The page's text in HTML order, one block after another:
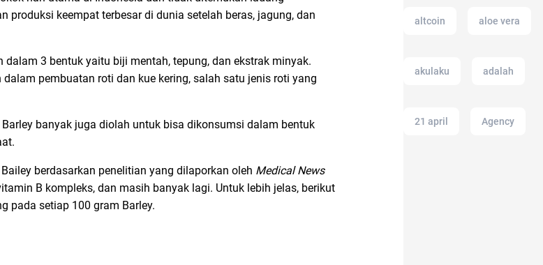
keempat terbesar di dunia setelah beras, jagung, dan
3 bentuk yaitu biji mentah, tepung, dan ekstrak minyak.
pembuatan roti dan kue kering, salah satu jenis roti yang
banyak juga diolah untuk bisa dikonsumsi dalam bentuk
berdasarkan penelitian yang dilaporkan oleh Medical News
B kompleks, dan masih banyak lagi. Untuk lebih jelas, berikut
pada setiap 100 gram Barley.
altcoin aloe vera
akulaku adalah
21 april Agency